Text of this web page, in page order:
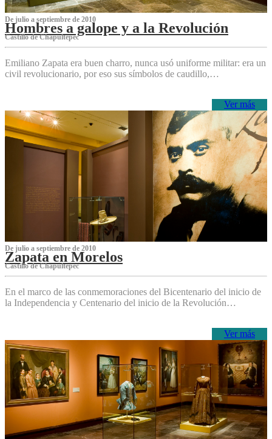
De julio a septiembre de 2010
Hombres a galope y a la Revolución
Castillo de Chapultepec
Emiliano Zapata era buen charro, nunca usó uniforme militar: era un
civil revolucionario, por eso sus símbolos de caudillo,…
Ver más
De julio a septiembre de 2010
Zapata en Morelos
Castillo de Chapultepec
En el marco de las conmemoraciones del Bicentenario del inicio de
la Independencia y Centenario del inicio de la Revolución…
Ver más